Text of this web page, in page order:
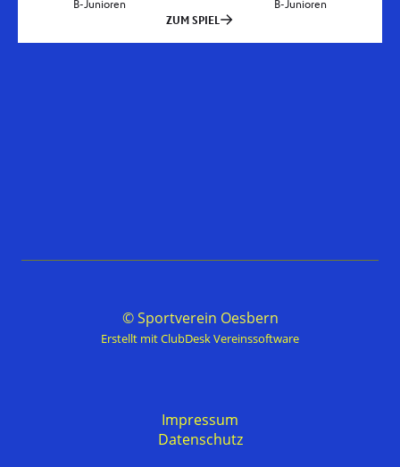
© Sportverein Oesbern
Erstellt mit ClubDesk Vereinssoftware
Impressum
Datenschutz